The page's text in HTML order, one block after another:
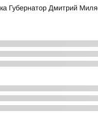
Губернатор Дмитрий